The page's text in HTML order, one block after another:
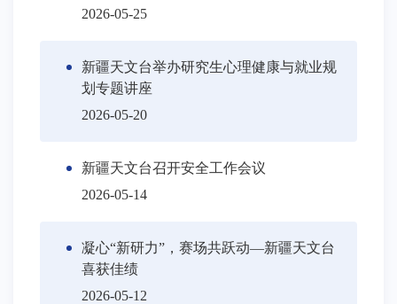
2026-05-25
新疆天文台举办研究生心理健康与就业规
划专题讲座
2026-05-20
新疆天文台召开安全工作会议
2026-05-14
凝心“新研力”，赛场共跃动—新疆天文台
喜获佳绩
2026-05-12